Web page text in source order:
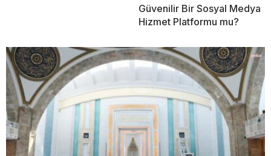
Güvenilir Bir Sosyal Medya
Hizmet Platformu mu?